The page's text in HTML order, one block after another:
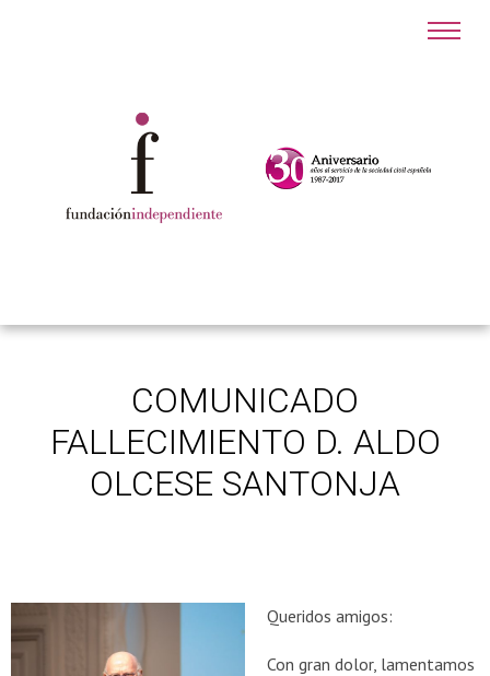
COMUNICADO
FALLECIMIENTO D. ALDO
OLCESE SANTONJA
Queridos amigos:
Con gran dolor, lamentamos